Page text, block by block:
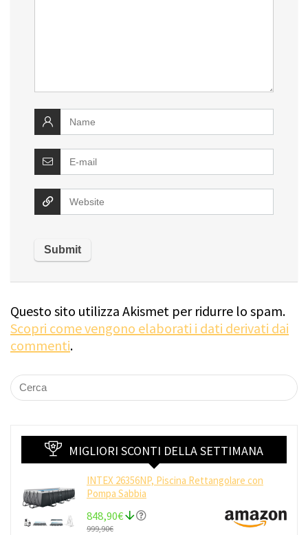
Questo sito utilizza Akismet per ridurre lo spam.
Scopri come vengono elaborati i dati derivati dai
commenti.
MIGLIORI SCONTI DELLA SETTIMANA
INTEX 26356NP, Piscina Rettangolare con
Pompa Sabbia
848,90€
999,90€